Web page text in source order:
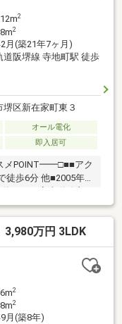
2
2
月(築21年7ヶ月)
道阪堺線 寺地町駅 徒歩
堺区新在家町東３
オール電化
即入居可
メPOINT━━□■■アク
歩6分 他■2005年2
セス可能。■1台駐車
ォーム内容・新調：
トイレ(1・2階)
スイッチ、分電盤・
・廊下・和室板
スクリーニング
3,980万円 3LDK
2
2
月(築8年)